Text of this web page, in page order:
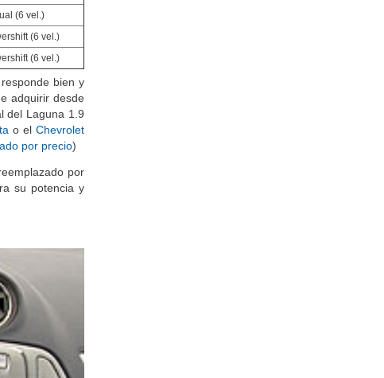
(6 vel.)
(6 vel.)
(6 vel.)
(6 vel.)
bien y
adquirir desde
del Laguna 1.9
o elChevrolet
por
su potencia y